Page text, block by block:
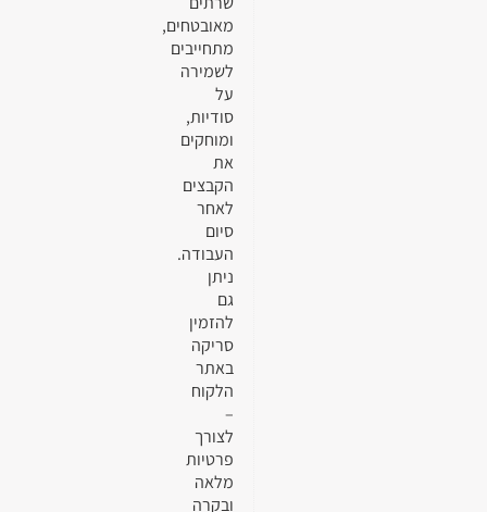
מאובטחים,
מתחייבים
לשמירה
על
סודיות,
ומוחקים
את
הקבצים
לאחר
סיום
העבודה.
ניתן
גם
להזמין
סריקה
באתר
הלקוח
–
לצורך
פרטיות
מלאה
ובקרה